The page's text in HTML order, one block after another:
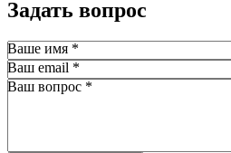
Задать вопрос
Ваше имя *
Ваш email *
Ваш вопрос *